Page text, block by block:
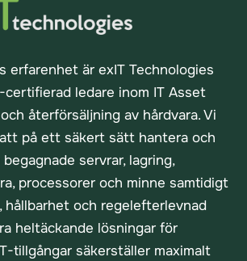
erfarenhet är exIT Technologies
certifierad ledare inom IT Asset
återförsäljning av hårdvara. Vi
på ett säkert sätt hantera och
servrar, lagring,
processorer och minne samtidigt
hållbarhet och regelefterlevnad
heltäckande lösningar för
tillgångar säkerställer maximalt